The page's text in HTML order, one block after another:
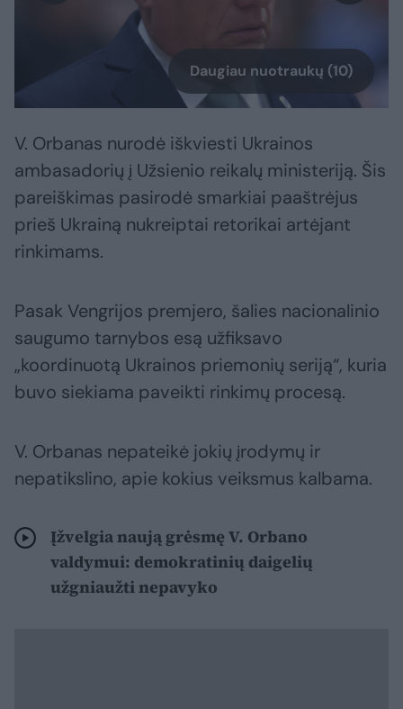
Daugiau nuotraukų (10)
V. Orbanas nurodė iškviesti Ukrainos
ambasadorių į Užsienio reikalų ministeriją. Šis
pareiškimas pasirodė smarkiai paaštrėjus
prieš Ukrainą nukreiptai retorikai artėjant
rinkimams.
Pasak Vengrijos premjero, šalies nacionalinio
saugumo tarnybos esą užfiksavo
„koordinuotą Ukrainos priemonių seriją“, kuria
buvo siekiama paveikti rinkimų procesą.
V. Orbanas nepateikė jokių įrodymų ir
nepatikslino, apie kokius veiksmus kalbama.
Įžvelgia naują grėsmę V. Orbano
valdymui: demokratinių daigelių
užgniaužti nepavyko